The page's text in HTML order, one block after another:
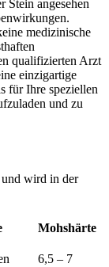
Stein angesehen
medizinische
qualifizierten Arzt
einzigartige
für Ihre speziellen
und zu
und wird in der
Mohshärte
6,5 – 7